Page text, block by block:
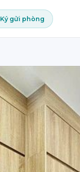
Ký gửi phòng